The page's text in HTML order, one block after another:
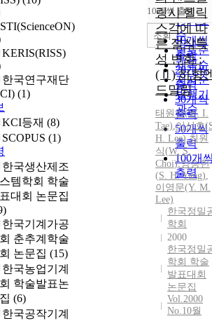
KERIS(RISS)
한국연구재단
(1)
KCI등재 (8)
SCOPUS (1)
한국생산제조
템학회 학술
대회 논문집
한국기계가공
춘추계학술
논문집 (15)
한국농업기계
학술발표논
(6)
한국공작기계
순
인기도
순
연도순
제목순
저자순
발행기
관순
내림차
10개씩 출력
10개씩
출력
20개씩
출력
30개씩
출력
50개씩
출력
100개
출력
조회
링시 헬릭
스각에 따
른 절삭특
성 변화 :
(Ⅱ) 하향
드밀링
태원익(W. I.
Tae),이선호(
H. Lee),최원
식(W.S.
Choi),양승한
(S. H. Yang),
이영문(Y. M.
Lee)
한국정밀
학회
2000
한국정밀
학회 학술
발표대회
논문집
Vol.2000
No.10월